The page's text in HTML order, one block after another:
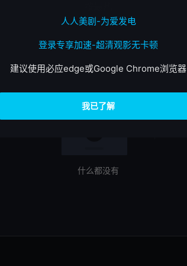
什么都没有
人人美剧-为爱发电
登录专享加速-超清观影无卡顿
建议使用必应edge或Google Chrome浏览器